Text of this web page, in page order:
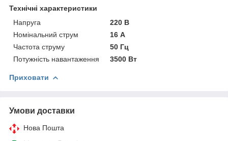
Технічні характеристики
Напруга
220 В
Номінальний струм
16 А
Частота струму
50 Гц
Потужність навантаження
3500 Вт
Приховати
Умови доставки
Нова Пошта